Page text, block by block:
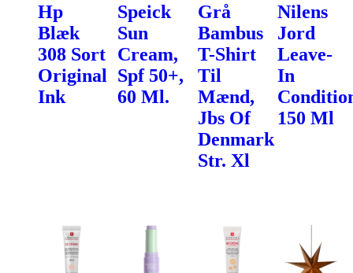
Hp
Blæk
308 Sort
Original
Ink
Speick
Sun
Cream,
Spf 50+,
60 Ml.
Grå
Bambus
T-Shirt
Til
Mænd,
Jbs Of
Denmark
Str. Xl
Nilens
Jord
Leave-
In
150 Ml